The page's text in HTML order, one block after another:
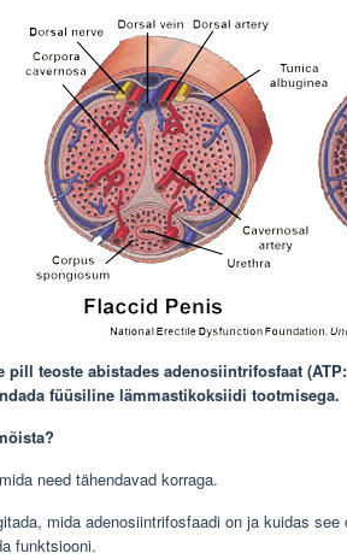
pill teoste abistades adenosiintrifosfaat
füüsiline lämmastikoksiidi tootmisega.
need tähendavad korraga.
mida adenosiintrifosfaadi on ja kuidas
funktsiooni.